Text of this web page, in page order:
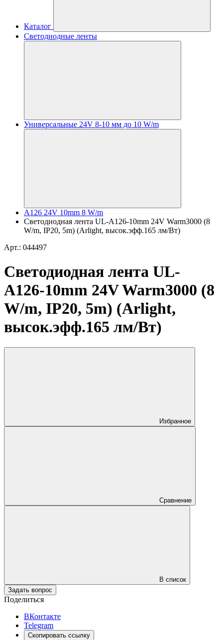
Каталог
Светодиодные ленты
Универсальные 24V 8-10 мм до 10 W/m
A126 24V 10mm 8 W/m
Светодиодная лента UL-A126-10mm 24V Warm3000 (8
W/m, IP20, 5m) (Arlight, высок.эфф.165 лм/Вт)
Арт.: 044497
Светодиодная лента UL-
A126-10mm 24V Warm3000 (8
W/m, IP20, 5m) (Arlight,
высок.эфф.165 лм/Вт)
Избранное
Сравнение
В список
Задать вопрос
Поделиться
ВКонтакте
Telegram
Скопировать ссылку